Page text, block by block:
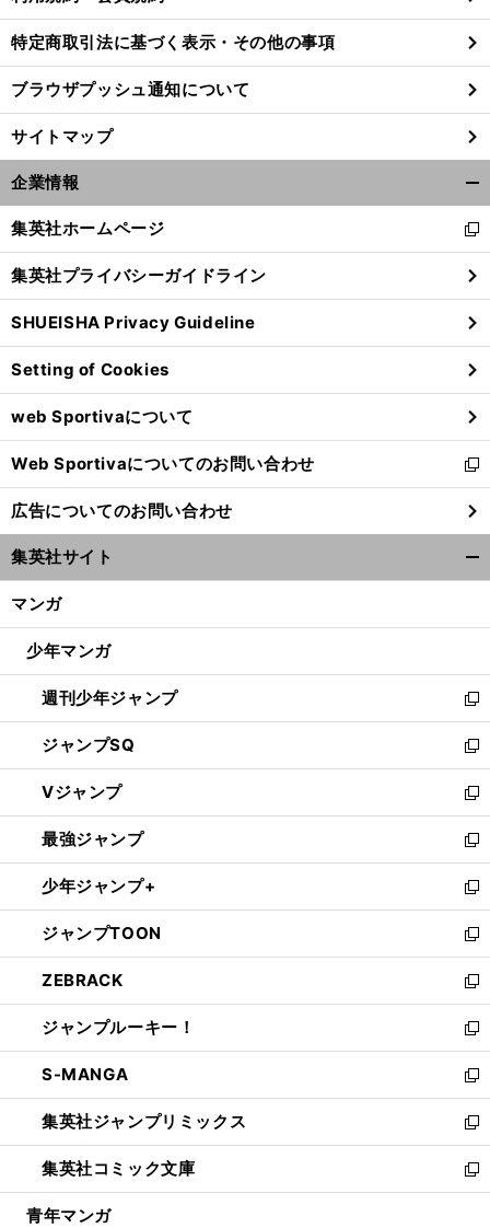
特定商取引法に基づく表示・その他の事項
ブラウザプッシュ通知について
サイトマップ
企業情報
閉
る
集英社ホームページ
新
し
い
ウ
ィ
ン
ド
ウ
で
開
く
集英社プライバシーガイドライン
SHUEISHA Privacy Guideline
Setting of Cookies
web Sportivaについて
Web Sportivaについてのお問い合わせ
新
し
い
ウ
ィ
ン
ウ
開
く
広告についてのお問い合わせ
集英社サイト
マンガ
少年マンガ
週刊少年ジャンプ
新
し
い
ウ
ィ
ン
ド
ウ
で
開
く
ジャンプSQ
新
し
い
ウ
ィ
ン
ド
ウ
で
開
く
Vジャンプ
新
し
い
ウ
ィ
ン
ド
ウ
で
開
く
最強ジャンプ
新
し
い
ウ
ィ
ン
ド
ウ
で
開
く
少年ジャンプ+
新
し
い
ウ
ィ
ン
ド
ウ
で
開
く
ジャンプTOON
新
し
い
ウ
ィ
ン
ド
ウ
で
開
く
ZEBRACK
新
し
い
ウ
ィ
ン
ド
ウ
で
開
ジャンプルーキー！
新
し
い
ウ
ィ
ン
ド
ウ
S-MANGA
新
し
い
ウ
ィ
ン
集英社ジャンプリミックス
新
し
い
ウ
集英社コミック文庫
新
し
青年マンガ